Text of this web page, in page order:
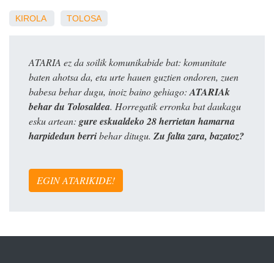
KIROLA TOLOSA
ATARIA ez da soilik komunikabide bat: komunitate
baten ahotsa da, eta urte hauen guztien ondoren, zuen
babesa behar dugu, inoiz baino gehiago:ATARIAk
behar du Tolosaldea. Horregatik erronka bat daukagu
esku artean: gure eskualdeko 28 herrietan hamarna
harpidedun berribehar ditugu. Zu falta zara, bazatoz?
EGIN ATARIKIDE!